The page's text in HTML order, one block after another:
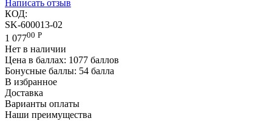
Написать отзыв
КОД:
SK-600013-02
1 07700 Р
Нет в наличии
Цена в баллах: 1077 баллов
Бонусные баллы: 54 балла
В избранное
Доставка
Варианты оплаты
Наши преимущества